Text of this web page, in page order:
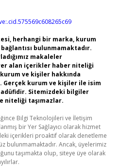
herhangi bir marka, kurum
bulunmamaktadır.
makaleler
alan içerikler haber niteliği
ve kişiler hakkında
Gerçek kurum ve kişiler ile isim
Sitemizdeki bilgiler
niteliği taşımazlar.
Bilgi Teknolojileri ve İletişim
bir Yer Sağlayıcı olarak hizmet
içerikleri proaktif olarak denetleme
bulunmamaktadır. Ancak, üyelerimiz
taşımakta olup, siteye üye olarak